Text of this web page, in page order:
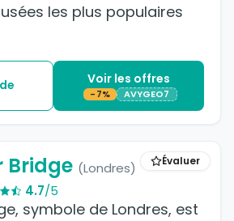
les plus populaires
Voir les offres
-7% AVYGEO7
Évaluer
Bridge (Londres)
4.7/5
symbole de Londres, est